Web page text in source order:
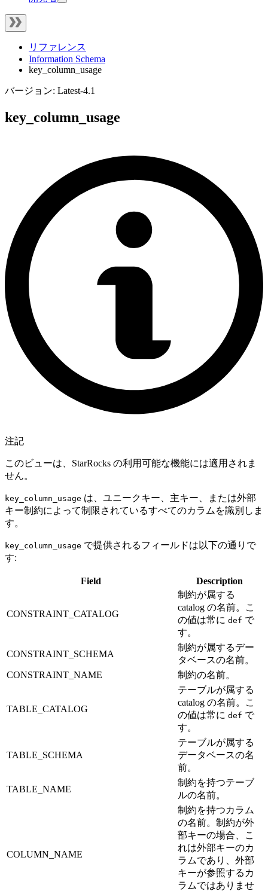
リファレンス
Information Schema
key_column_usage
バージョン: Latest-4.1
key_column_usage
注記
このビューは、StarRocks の利用可能な機能には適用されま
せん。
key_column_usage は、ユニークキー、主キー、または外部
キー制約によって制限されているすべてのカラムを識別しま
す。
key_column_usage で提供されるフィールドは以下の通りで
す:
Field Description
CONSTRAINT_CATALOG
制約が属する
catalog の名前。こ
の値は常に def で
す。
CONSTRAINT_SCHEMA
制約が属するデー
タベースの名前。
CONSTRAINT_NAME
制約の名前。
TABLE_CATALOG
テーブルが属する
catalog の名前。こ
の値は常に def で
す。
TABLE_SCHEMA
テーブルが属する
データベースの名
前。
TABLE_NAME
制約を持つテーブ
ルの名前。
COLUMN_NAME
制約を持つカラム
の名前。制約が外
部キーの場合、こ
れは外部キーのカ
ラムであり、外部
キーが参照するカ
ラムではありませ